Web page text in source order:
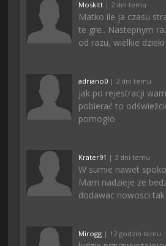
Moskitt | 2 dni temu
Matko ile ja czasu
te gre.. Nastepnym
od razu, wielkie dzieki
adriano0 | 2 dni temu
jak po rejestracji
pobierać to
pomogło
Krater91 | 3 dni temu
W sumie nawet
Mam nadzieje ze
dodawac nowosci
Mirogg | 12 godzin temu